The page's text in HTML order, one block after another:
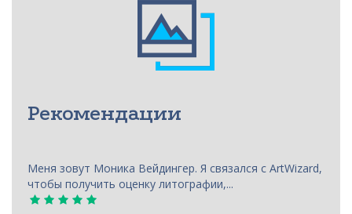
Рекомендации
Меня зовут Моника Вейдингер. Я связался с ArtWizard,
чтобы получить оценку литографии,...